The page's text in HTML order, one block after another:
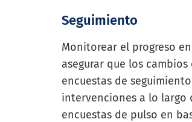
Seguimiento
Monitorear el progreso
asegurar que los
encuestas de
intervenciones a lo largo
encuestas de pulso en